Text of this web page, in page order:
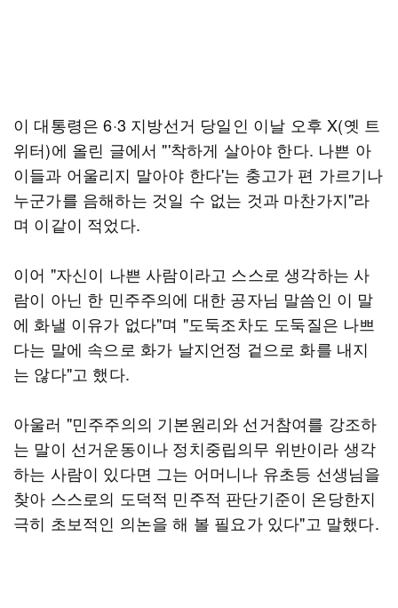
이 대통령은 6·3 지방선거 당일인 이날 오후 X(옛 트
위터)에 올린 글에서 "'착하게 살아야 한다. 나쁜 아
이들과 어울리지 말아야 한다'는 충고가 편 가르기나
누군가를 음해하는 것일 수 없는 것과 마찬가지"라
며 이같이 적었다.
이어 "자신이 나쁜 사람이라고 스스로 생각하는 사
람이 아닌 한 민주주의에 대한 공자님 말씀인 이 말
에 화낼 이유가 없다"며 "도둑조차도 도둑질은 나쁘
다는 말에 속으로 화가 날지언정 겉으로 화를 내지
는 않다"고 했다.
아울러 "민주주의의 기본원리와 선거참여를 강조하
는 말이 선거운동이나 정치중립의무 위반이라 생각
하는 사람이 있다면 그는 어머니나 유초등 선생님을
찾아 스스로의 도덕적 민주적 판단기준이 온당한지
극히 초보적인 의논을 해 볼 필요가 있다"고 말했다.